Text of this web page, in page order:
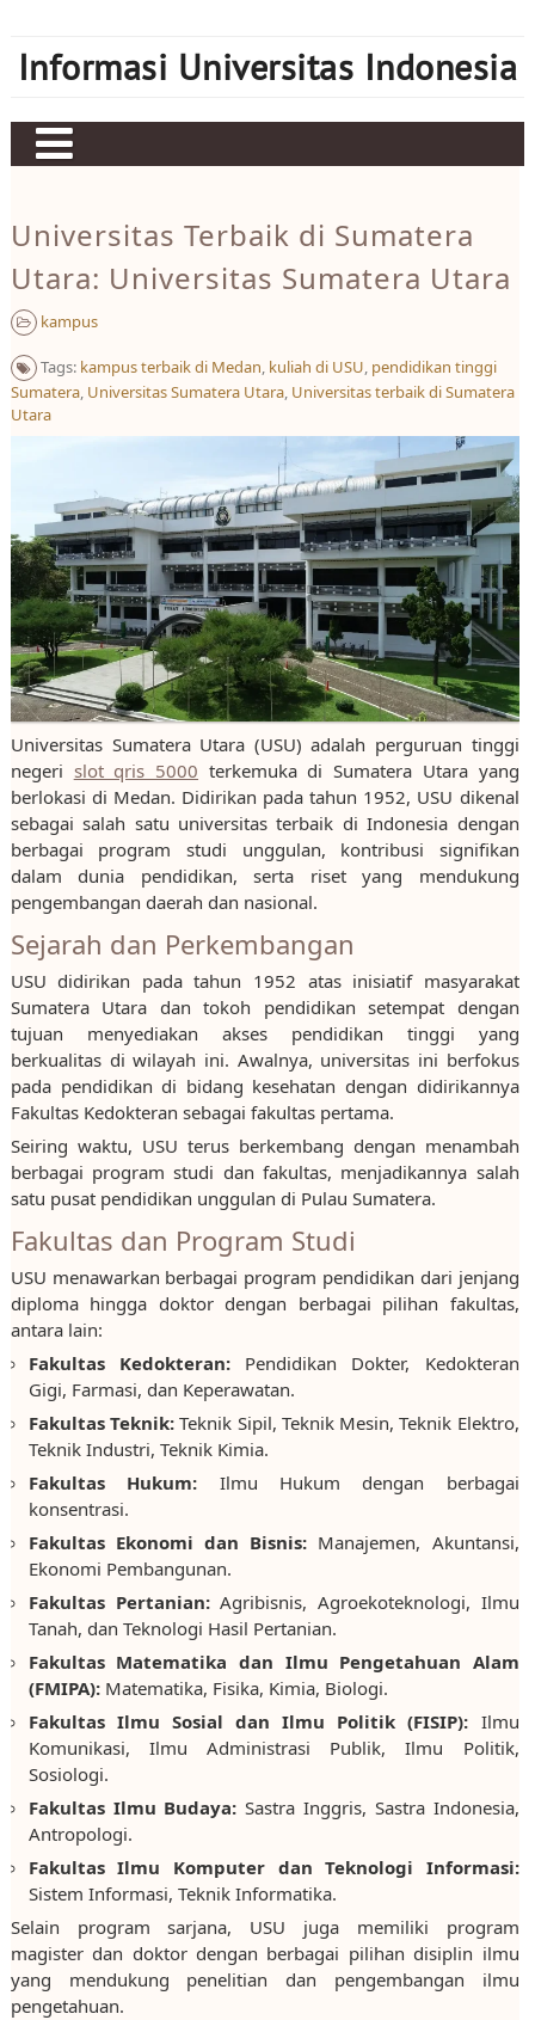
content
Informasi Universitas Indonesia
Judi bola
Sbobet
Mahjong Ways 2
Server Kamboja
Universitas Terbaik di Sumatera
Utara: Universitas Sumatera Utara
kampus
Tags: kampus terbaik di Medan, kuliah di USU, pendidikan tinggi
Sumatera, Universitas Sumatera Utara, Universitas terbaik di Sumatera
Utara
Universitas Sumatera Utara (USU) adalah perguruan tinggi
negeri slot qris 5000 terkemuka di Sumatera Utara yang
berlokasi di Medan. Didirikan pada tahun 1952, USU dikenal
sebagai salah satu universitas terbaik di Indonesia dengan
berbagai program studi unggulan, kontribusi signifikan
dalam dunia pendidikan, serta riset yang mendukung
pengembangan daerah dan nasional.
Sejarah dan Perkembangan
USU didirikan pada tahun 1952 atas inisiatif masyarakat
Sumatera Utara dan tokoh pendidikan setempat dengan
tujuan menyediakan akses pendidikan tinggi yang
berkualitas di wilayah ini. Awalnya, universitas ini berfokus
pada pendidikan di bidang kesehatan dengan didirikannya
Fakultas Kedokteran sebagai fakultas pertama.
Seiring waktu, USU terus berkembang dengan menambah
berbagai program studi dan fakultas, menjadikannya salah
satu pusat pendidikan unggulan di Pulau Sumatera.
Fakultas dan Program Studi
USU menawarkan berbagai program pendidikan dari jenjang
diploma hingga doktor dengan berbagai pilihan fakultas,
antara lain:
Fakultas Kedokteran: Pendidikan Dokter, Kedokteran
Gigi, Farmasi, dan Keperawatan.
Fakultas Teknik: Teknik Sipil, Teknik Mesin, Teknik Elektro,
Teknik Industri, Teknik Kimia.
Fakultas Hukum: Ilmu Hukum dengan berbagai
konsentrasi.
Fakultas Ekonomi dan Bisnis: Manajemen, Akuntansi,
Ekonomi Pembangunan.
Fakultas Pertanian:Agribisnis, Agroekoteknologi, Ilmu
Tanah, dan Teknologi Hasil Pertanian.
Fakultas Matematika dan Ilmu Pengetahuan Alam
(FMIPA):Matematika, Fisika, Kimia, Biologi.
Fakultas Ilmu Sosial dan Ilmu Politik (FISIP): Ilmu
Komunikasi, Ilmu Administrasi Publik, Ilmu Politik,
Sosiologi.
Fakultas Ilmu Budaya: Sastra Inggris, Sastra Indonesia,
Antropologi.
Fakultas Ilmu Komputer dan Teknologi Informasi:
Sistem Informasi, Teknik Informatika.
Selain program sarjana, USU juga memiliki program
magister dan doktor dengan berbagai pilihan disiplin ilmu
yang mendukung penelitian dan pengembangan ilmu
pengetahuan.